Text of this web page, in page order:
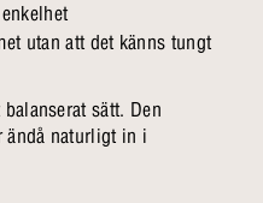
utan att det känns tungt
sätt. Den
ändå naturligt in i